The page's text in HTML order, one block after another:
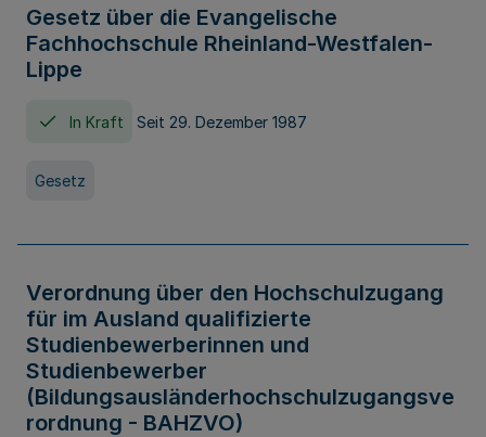
Gesetz über die Evangelische
Fachhochschule Rheinland-Westfalen-
Lippe
In Kraft Seit 29. Dezember 1987
Gesetz
Verordnung über den Hochschulzugang
für im Ausland qualifizierte
Studienbewerberinnen und
Studienbewerber
(Bildungsausländerhochschulzugangsve
rordnung - BAHZVO)